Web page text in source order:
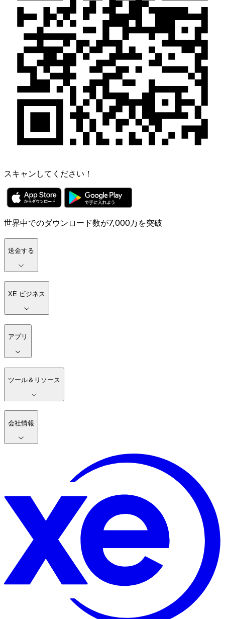
スキャンしてください！
世界中でのダウンロード数が7,000万を突破
送金する
XE ビジネス
アプリ
ツール＆リソース
会社情報